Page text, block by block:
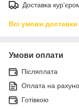
Доставка
Всі умови доставки
Умови оплати
Післяплата
Оплата на
Готівкою